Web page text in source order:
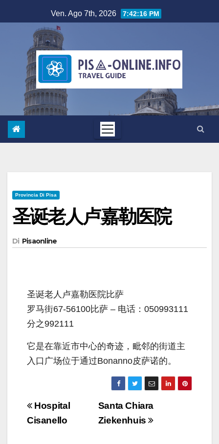
al
contenuto
Ven. Ago 7th, 2026 7:42:17 PM
Provincia Di Pisa
圣诞老人卢嘉勒医院
Di Pisaonline
圣诞老人卢嘉勒医院比萨
罗马街67-56100比萨 – 电话：050993111
分之992111
它是在靠近市中心的奇迹，毗邻的街道主
入口广场位于通过Bonanno皮萨诺的。
Navigazione
articoli
Santa Chiara
Ziekenhuis
Hospital
Cisanello